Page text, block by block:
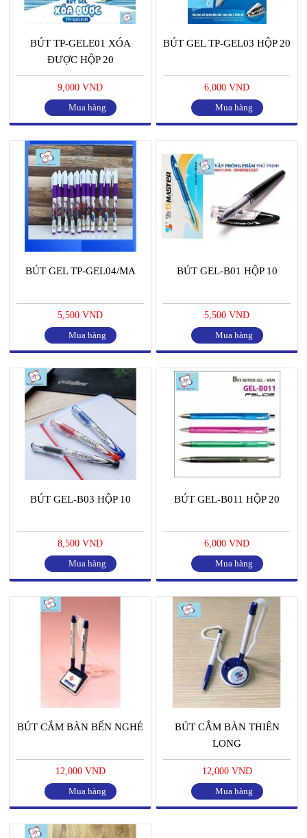
BÚT TP-GELE01 XÓA
ĐƯỢC HỘP 20
9,000 VND
Mua hàng
BÚT GEL TP-GEL03 HỘP 20
6,000 VND
Mua hàng
BÚT GEL TP-GEL04/MA
5,500 VND
Mua hàng
BÚT GEL-B01 HỘP 10
5,500 VND
Mua hàng
BÚT GEL-B03 HỘP 10
8,500 VND
Mua hàng
BÚT GEL-B011 HỘP 20
6,000 VND
Mua hàng
BÚT CẮM BÀN BẾN NGHÉ
12,000 VND
Mua hàng
BÚT CẮM BÀN THIÊN
LONG
12,000 VND
Mua hàng